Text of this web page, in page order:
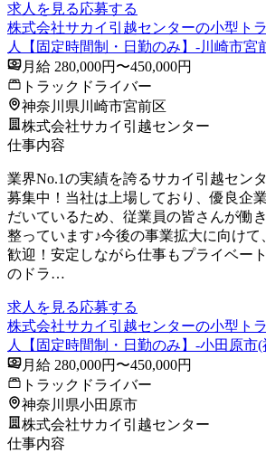
求人を見る応募する
株式会社サカイ引越センターの小型ト
人【固定時間制・日勤のみ】-川崎市宮
月給 280,000円〜450,000円
トラックドライバー
神奈川県川崎市宮前区
株式会社サカイ引越センター
仕事内容
業界No.1の実績を誇るサカイ引越セン
募集中！当社は上場しており、優良企
だいているため、従業員の皆さんが働
整っています♪今後の事業拡大に向けて
歓迎！安定しながら仕事もプライベー
のドラ…
求人を見る応募する
株式会社サカイ引越センターの小型ト
人【固定時間制・日勤のみ】-小田原市
月給 280,000円〜450,000円
トラックドライバー
神奈川県小田原市
株式会社サカイ引越センター
仕事内容